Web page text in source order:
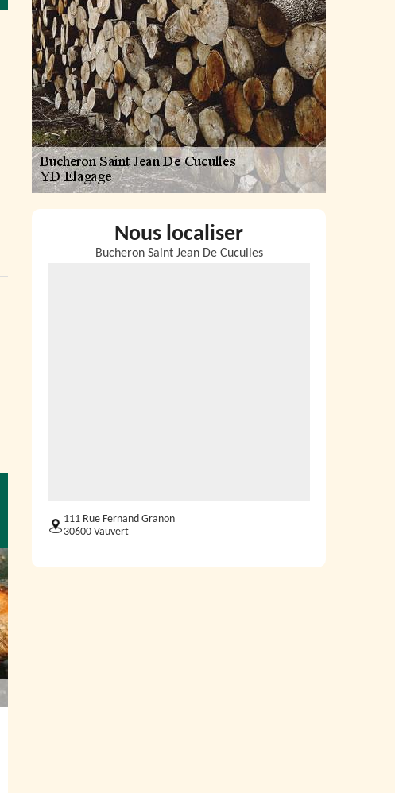
Nous localiser
Bucheron Saint Jean De Cuculles
111 Rue Fernand Granon
30600 Vauvert